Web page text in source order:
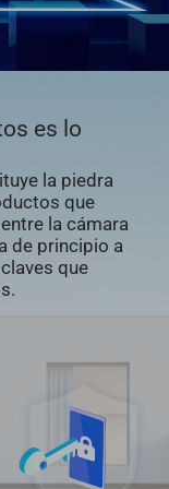
es lo
la piedra
que
la cámara
de principio a
que